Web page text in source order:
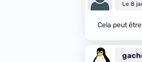
Le 8
Cela peut